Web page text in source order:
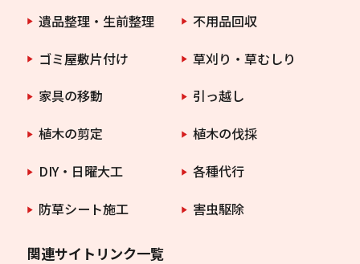
遺品整理・生前整理
不用品回収
ゴミ屋敷片付け
草刈り・草むしり
家具の移動
引っ越し
植木の剪定
植木の伐採
DIY・日曜大工
各種代行
防草シート施工
害虫駆除
関連サイトリンク一覧